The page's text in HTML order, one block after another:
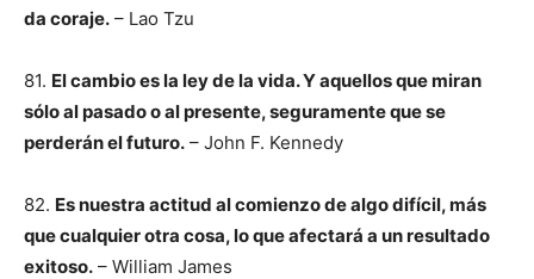
da coraje. – Lao Tzu
81. El cambio es la ley de la vida. Y aquellos que miran
sólo al pasado o al presente, seguramente que se
perderán el futuro. – John F. Kennedy
82. Es nuestra actitud al comienzo de algo difícil, más
que cualquier otra cosa, lo que afectará a un resultado
exitoso. – William James